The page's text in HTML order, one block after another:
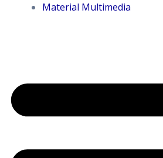
Material Multimedia